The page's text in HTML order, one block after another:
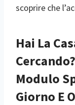
scoprire che
Hai La
Modulo
Giorno E